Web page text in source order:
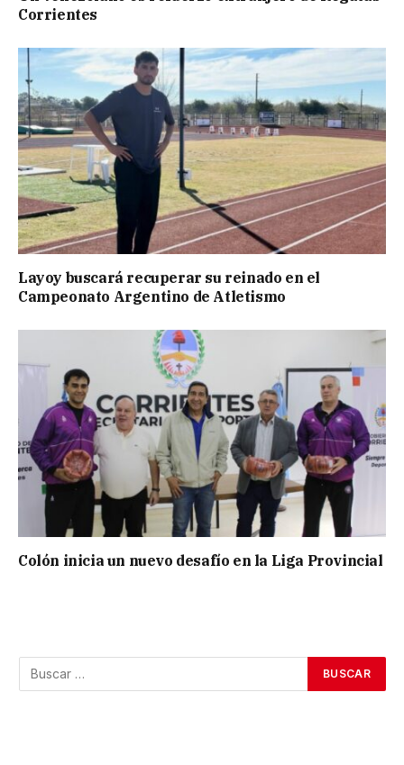
Corrientes
Layoy buscará recuperar su reinado en el
Campeonato Argentino de Atletismo
Colón inicia un nuevo desafío en la Liga Provincial